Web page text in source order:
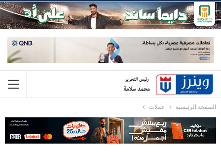
الصفحة الرئيسية عملات